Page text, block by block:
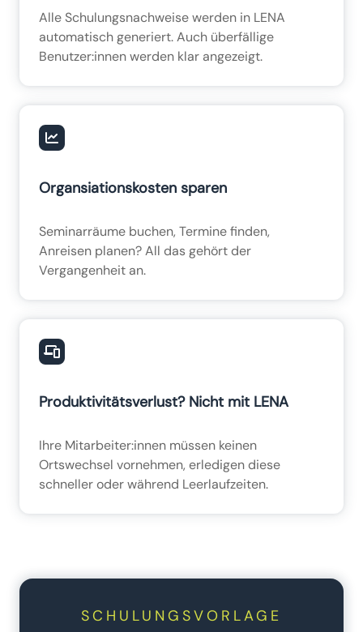
Alle Schulungsnachweise werden in LENA
automatisch generiert. Auch überfällige
Benutzer:innen werden klar angezeigt.
Organsiationskosten sparen
Seminarräume buchen, Termine finden,
Anreisen planen? All das gehört der
Vergangenheit an.
Produktivitätsverlust? Nicht mit LENA
Ihre Mitarbeiter:innen müssen keinen
Ortswechsel vornehmen, erledigen diese
schneller oder während Leerlaufzeiten.
SCHULUNGSVORLAGE